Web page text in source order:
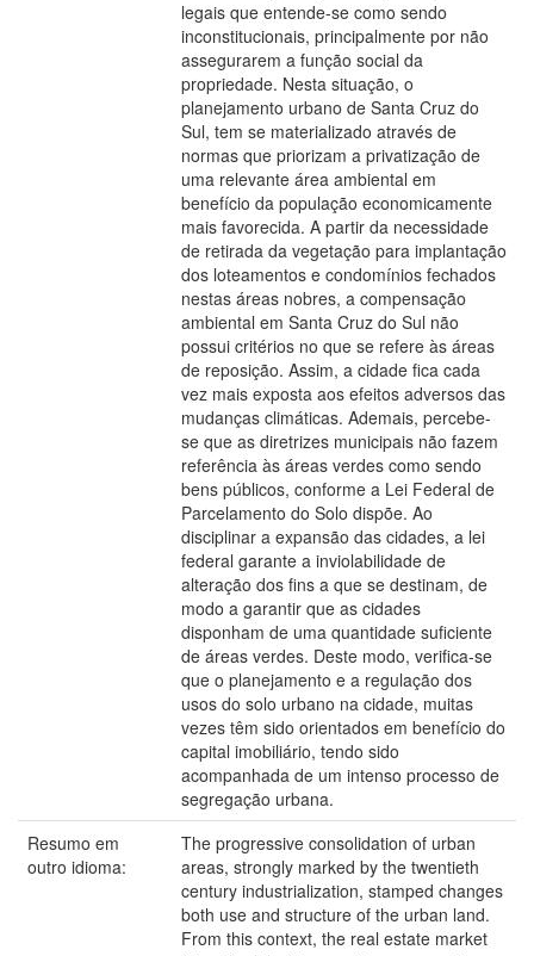
legais que entende-se como sendo
inconstitucionais, principalmente por não
assegurarem a função social da
propriedade. Nesta situação, o
planejamento urbano de Santa Cruz do
Sul, tem se materializado através de
normas que priorizam a privatização de
uma relevante área ambiental em
benefício da população economicamente
mais favorecida. A partir da necessidade
de retirada da vegetação para implantação
dos loteamentos e condomínios fechados
nestas áreas nobres, a compensação
ambiental em Santa Cruz do Sul não
possui critérios no que se refere às áreas
de reposição. Assim, a cidade fica cada
vez mais exposta aos efeitos adversos das
mudanças climáticas. Ademais, percebe-
se que as diretrizes municipais não fazem
referência às áreas verdes como sendo
bens públicos, conforme a Lei Federal de
Parcelamento do Solo dispõe. Ao
disciplinar a expansão das cidades, a lei
federal garante a inviolabilidade de
alteração dos fins a que se destinam, de
modo a garantir que as cidades
disponham de uma quantidade suficiente
de áreas verdes. Deste modo, verifica-se
que o planejamento e a regulação dos
usos do solo urbano na cidade, muitas
vezes têm sido orientados em benefício do
capital imobiliário, tendo sido
acompanhada de um intenso processo de
segregação urbana.
Resumo em
outro idioma:
The progressive consolidation of urban
areas, strongly marked by the twentieth
century industrialization, stamped changes
both use and structure of the urban land.
From this context, the real estate market